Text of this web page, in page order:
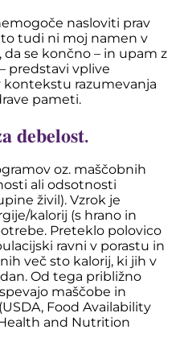
nasloviti prav
tudi ni moj namen v
se končno – in upam z
predstavi vplive
kontekstu razumevanja
pameti.
𝐝𝐞𝐛𝐞𝐥𝐨𝐬𝐭.
oz. maščobnih
ali odsotnosti
živil). Vzrok je
kalorij (s hrano in
Preteklo polovico
ravni v porastu in
več sto kalorij, ki jih v
Od tega približno
maščobe in
Food Availability
and Nutrition